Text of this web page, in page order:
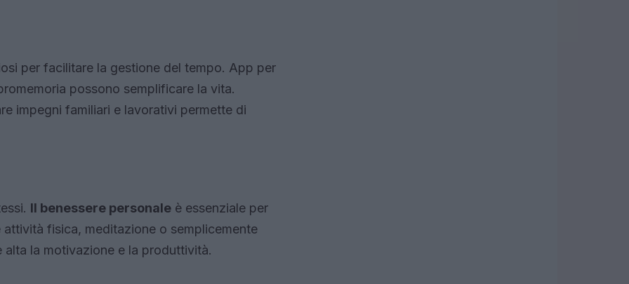
per facilitare la gestione del tempo. App per
possono semplificare la vita.
impegni familiari e lavorativi permette di
Il benessere personale è essenziale per
fisica, meditazione o semplicemente
la motivazione e la produttività.